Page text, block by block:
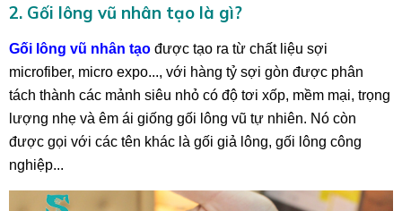
2. Gối lông vũ nhân tạo là gì?
Gối lông vũ nhân tạo được tạo ra từ chất liệu sợi
microfiber, micro expo..., với hàng tỷ sợi gòn được phân
tách thành các mảnh siêu nhỏ có độ tơi xốp, mềm mại, trọng
lượng nhẹ và êm ái giống gối lông vũ tự nhiên. Nó còn
được gọi với các tên khác là gối giả lông, gối lông công
nghiệp...